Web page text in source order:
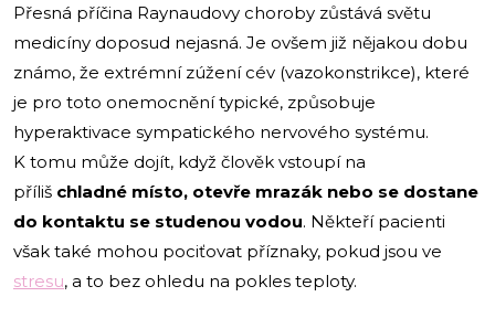
Přesná příčina Raynaudovy choroby zůstává světu
medicíny doposud nejasná. Je ovšem již nějakou dobu
známo, že extrémní zúžení cév (vazokonstrikce), které
je pro toto onemocnění typické, způsobuje
hyperaktivace sympatického nervového systému.
K tomu může dojít, když člověk vstoupí na
příliš chladné místo, otevře mrazák nebo se dostane
do kontaktu se studenou vodou. Někteří pacienti
však také mohou pociťovat příznaky, pokud jsou ve
stresu, a to bez ohledu na pokles teploty.